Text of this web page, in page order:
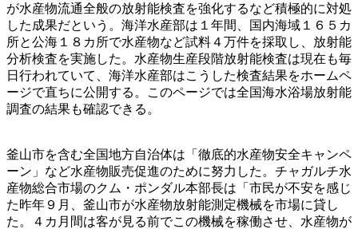
が水産物流通全般の放射能検査を強化するなど積極的に対処
した成果だという。海洋水産部は１年間、国内海域１６５カ
所と公海１８カ所で水産物など試料４万件を採取し、放射能
分析検査を実施した。水産物生産段階放射能検査は現在も毎
日行われていて、海洋水産部はこうした検査結果をホームペ
ージで直ちに公開する。このページでは全国海水浴場放射能
調査の結果も確認できる。
釜山市を含む全国地方自治体は「徹底的水産物安全キャンペ
ーン」など水産物販売促進のために努力した。チャガルチ水
産物総合市場のクム・ポンダル本部長は「市民が不安を感じ
た昨年９月、釜山市が水産物放射能測定機械を市場に貸し
た。４カ月間は客が見る前でこの機械を稼働させ、水産物が